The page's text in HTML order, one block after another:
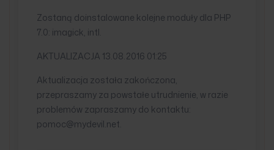
Zostaną doinstalowane kolejne moduły dla PHP
7.0: imagick, intl.
AKTUALIZACJA 13.08.2016 01:25
Aktualizacja została zakończona,
przepraszamy za powstałe utrudnienie, w razie
problemów zapraszamy do kontaktu:
pomoc@mydevil.net.